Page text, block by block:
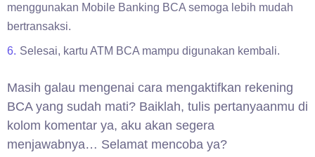
menggunakan Mobile Banking BCA semoga lebih mudah
bertransaksi.
Selesai, kartu ATM BCA mampu digunakan kembali.
Masih galau mengenai cara mengaktifkan rekening
BCA yang sudah mati? Baiklah, tulis pertanyaanmu di
kolom komentar ya, aku akan segera
menjawabnya… Selamat mencoba ya?